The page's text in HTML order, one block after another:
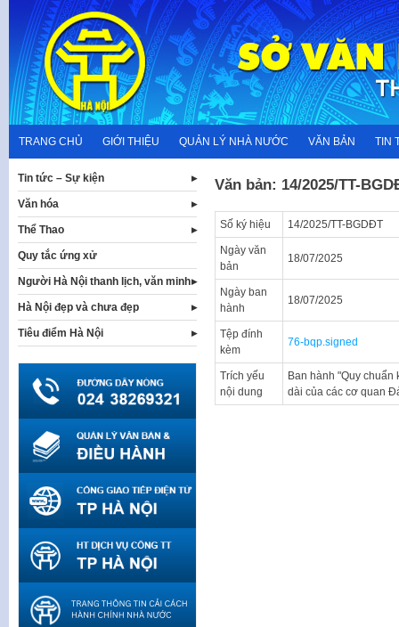
content
TRANG CHỦ GIỚI THIỆU QUẢN LÝ NHÀ NƯỚC VĂN BẢN TIN
Văn bản: 14/2025/TT-
Số ký hiệu 14/2025/TT-BGDĐT
Ngày văn
bản
18/07/2025
Ngày ban
hành
18/07/2025
Tệp đính
kèm
76-bqp.signed
Trích yếu
nội dung
Ban hành "Quy chuẩn
dài của các cơ quan
Tin tức – Sự kiện
Văn hóa
Thể Thao
Quy tắc ứng xử
Người Hà Nội thanh lịch, văn minh
Hà Nội đẹp và chưa đẹp
Tiêu điểm Hà Nội